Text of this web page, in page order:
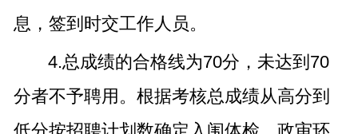
息，签到时交工作人员。
4.总成绩的合格线为70分，未达到70
分者不予聘用。根据考核总成绩从高分到